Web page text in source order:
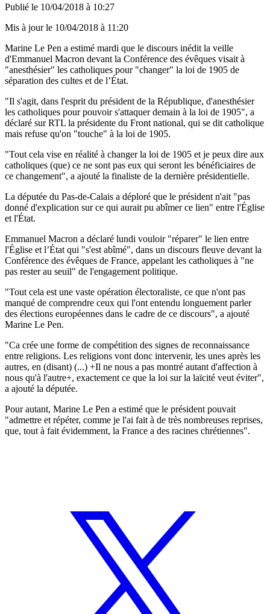
Publié le 10/04/2018 à 10:27
Mis à jour le 10/04/2018 à 11:20
Marine Le Pen a estimé mardi que le discours inédit la veille
d'Emmanuel Macron devant la Conférence des évêques visait à
"anesthésier" les catholiques pour "changer" la loi de 1905 de
séparation des cultes et de l’État.
"Il s'agit, dans l'esprit du président de la République, d'anesthésier
les catholiques pour pouvoir s'attaquer demain à la loi de 1905", a
déclaré sur RTL la présidente du Front national, qui se dit catholique
mais refuse qu'on "touche" à la loi de 1905.
"Tout cela vise en réalité à changer la loi de 1905 et je peux dire aux
catholiques (que) ce ne sont pas eux qui seront les bénéficiaires de
ce changement", a ajouté la finaliste de la dernière présidentielle.
La députée du Pas-de-Calais a déploré que le président n'ait "pas
donné d'explication sur ce qui aurait pu abîmer ce lien" entre l'Église
et l'État.
Emmanuel Macron a déclaré lundi vouloir "réparer" le lien entre
l'Église et l’État qui "s'est abîmé", dans un discours fleuve devant la
Conférence des évêques de France, appelant les catholiques à "ne
pas rester au seuil" de l'engagement politique.
"Tout cela est une vaste opération électoraliste, ce que n'ont pas
manqué de comprendre ceux qui l'ont entendu longuement parler
des élections européennes dans le cadre de ce discours", a ajouté
Marine Le Pen.
"Ca crée une forme de compétition des signes de reconnaissance
entre religions. Les religions vont donc intervenir, les unes après les
autres, en (disant) (...) +Il ne nous a pas montré autant d'affection à
nous qu'à l'autre+, exactement ce que la loi sur la laïcité veut éviter",
a ajouté la députée.
Pour autant, Marine Le Pen a estimé que le président pouvait
"admettre et répéter, comme je l'ai fait à de très nombreuses reprises,
que, tout à fait évidemment, la France a des racines chrétiennes".